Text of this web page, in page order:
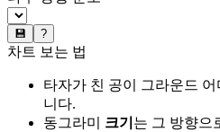
💾 ?
차트 보는 법
타자가 친 공이 그라운드
니다.
동그라미 크기 는 그 방향으